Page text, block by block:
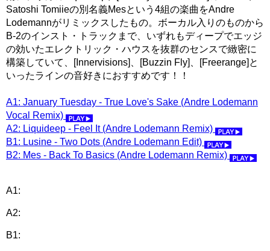
Satoshi Tomiieの別名義Mesという4組の楽曲をAndre
Lodemannがリミックスしたもの。ボーカル入りのものから
B-2のインスト・トラックまで、いずれもディープでエッジ
の効いたエレクトリック・ハウスを抜群のセンスで緻密に
構築していて、[Innervisions]、[Buzzin Fly]、[Freerange]と
いったラインの音好きにおすすめです！！
A1: January Tuesday - True Love's Sake (Andre Lodemann
Vocal Remix)
A2: Liquideep - Feel It (Andre Lodemann Remix)
B1: Lusine - Two Dots (Andre Lodemann Edit)
B2: Mes - Back To Basics (Andre Lodemann Remix)
A1:
A2:
B1: